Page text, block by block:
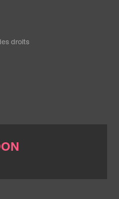
droits